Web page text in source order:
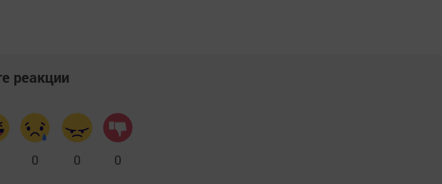
реакции
0 0 0